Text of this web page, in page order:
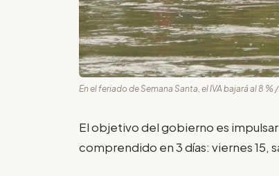
En el feriado de Semana Santa, el IVA bajará al 8 %
El objetivo del gobierno es
comprendido en 3 días: viernes 15,